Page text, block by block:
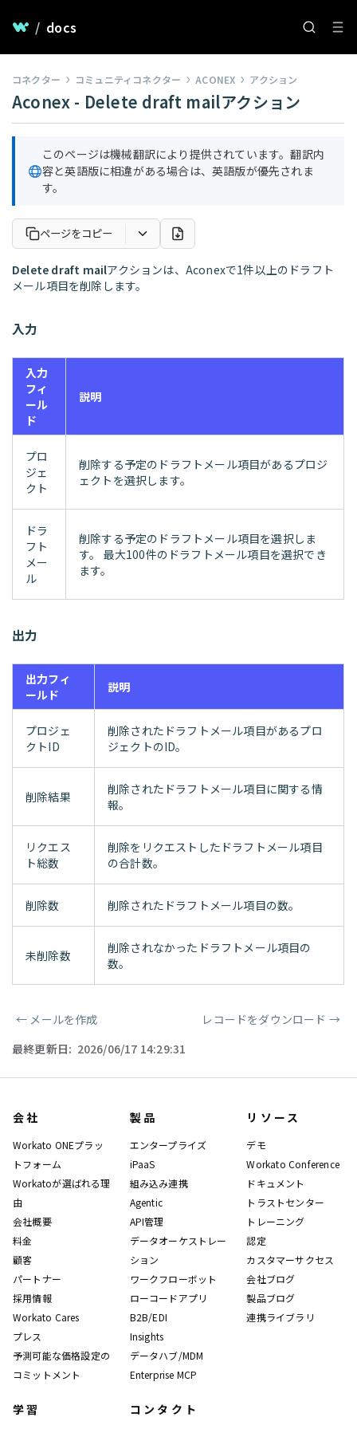
/ docs
コネクター コミュニティコネクター ACONEX アクション
Aconex - Delete draft mailアクション
このページは機械翻訳により提供されています。翻訳内
容と英語版に相違がある場合は、英語版が優先されま
す。
ページをコピー
Delete draft mailアクションは、Aconexで1件以上のドラフト
メール項目を削除します。
入力
入力
フィ
ール
ド
説明
プロ
ジェ
クト
削除する予定のドラフトメール項目があるプロジ
ェクトを選択します。
ドラ
フト
メー
ル
削除する予定のドラフトメール項目を選択しま
す。 最大100件のドラフトメール項目を選択でき
ます。
出力
出力フィ
ールド
説明
プロジェ
クトID
削除されたドラフトメール項目があるプロ
ジェクトのID。
削除結果
削除されたドラフトメール項目に関する情
報。
リクエス
ト総数
削除をリクエストしたドラフトメール項目
の合計数。
削除数 削除されたドラフトメール項目の数。
未削除数
削除されなかったドラフトメール項目の
数。
ページャー
← メールを作成 レコードをダウンロード →
最終更新日: 2026/06/17 14:29:31
会社
Workato ONEプラッ
トフォーム
Workatoが選ばれる理
由
会社概要
料金
顧客
パートナー
採用情報
Workato Cares
プレス
予測可能な価格設定の
コミットメント
製品
エンタープライズ
iPaaS
組み込み連携
Agentic
API管理
データオーケストレー
ション
ワークフローボット
ローコードアプリ
B2B/EDI
Insights
データハブ/MDM
Enterprise MCP
リソース
デモ
Workato Conference
ドキュメント
トラストセンター
トレーニング
認定
カスタマーサクセス
会社ブログ
製品ブログ
連携ライブラリ
学習 コンタクト